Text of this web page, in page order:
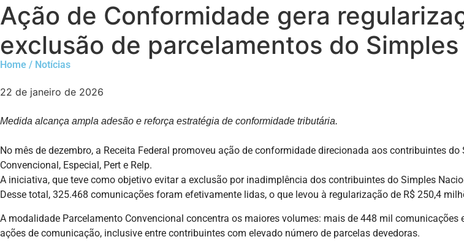
Ação de Conformidade gera
exclusão de parcelamentos do
Home / Notícias
22 de janeiro de 2026
Medida alcança ampla adesão e reforça estratégia de conformidade tributária.
No mês de dezembro, a Receita Federal promoveu ação de conformidade direcionada aos contribuintes
Convencional, Especial, Pert e Relp.
A iniciativa, que teve como objetivo evitar a exclusão por inadimplência dos contribuintes do Simples
Desse total, 325.468 comunicações foram efetivamente lidas, o que levou à regularização de R$ 250,4
A modalidade Parcelamento Convencional concentra os maiores volumes: mais de 448 mil
ações de comunicação, inclusive entre contribuintes com elevado número de parcelas devedoras.